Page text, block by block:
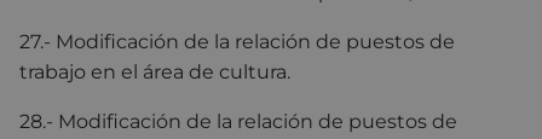
27.- Modificación de la relación de puestos de
trabajo en el área de cultura.
28.- Modificación de la relación de puestos de